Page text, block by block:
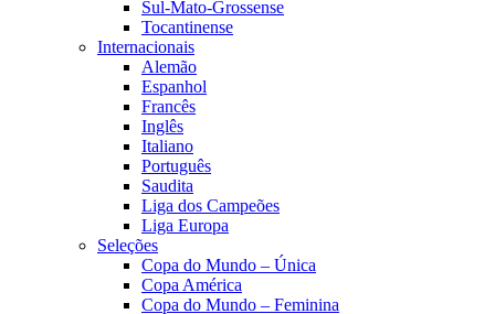
Sul-Mato-Grossense
Tocantinense
Internacionais
Alemão
Espanhol
Francês
Inglês
Italiano
Português
Saudita
Liga dos Campeões
Liga Europa
Seleções
Copa do Mundo – Única
Copa América
Copa do Mundo – Feminina